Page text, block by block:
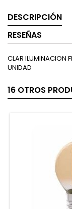
DESCRIPCIÓN
RESEÑAS
CLAR ILUMINACION
UNIDAD
16 OTROS